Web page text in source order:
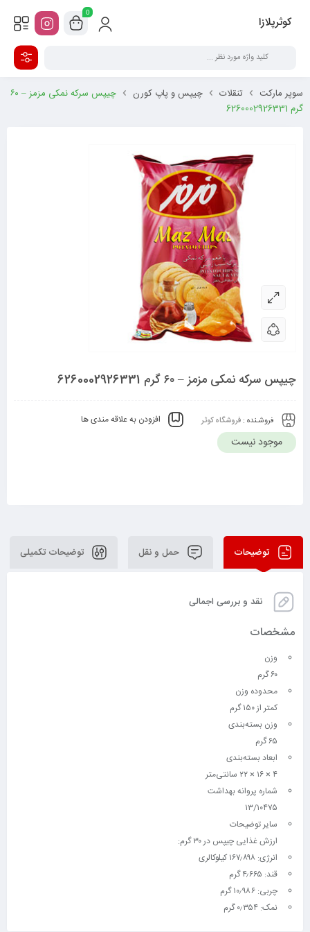
کوثرپلازا
0
سوپر مارکت تنقلات چیپس و پاپ کورن
چیپس سرکه نمکی مزمز – ۶۰
گرم 6260002926331
چیپس سرکه نمکی مزمز – ۶۰ گرم 6260002926331
فروشـنده : فروشگاه کوثر افزودن به علاقه مندی ها
موجود نیست
توضیحات حمل و نقل توضیحات تکمیلی
نقد و بررسی اجمالی
مشخصات
وزن
۶۰ گرم
محدوده وزن
کمتر از ۱۵۰ گرم
وزن بسته‌بندی
۶۵ گرم
ابعاد بسته‌بندی
۴ × ۱۶ × ۲۲ سانتی‌متر
شماره پروانه بهداشت
۱۳/۱۰۴۷۵
سایر توضیحات
ارزش غذایی چیپس در ۳۰ گرم:
انرژی: ۱۶۷٫۸۹۸ کیلوکالری
قند: ۴٫۶۶۵ گرم
چربی: ۱۰٫۹۸۶ گرم
نمک: ۰٫۳۵۴ گرم